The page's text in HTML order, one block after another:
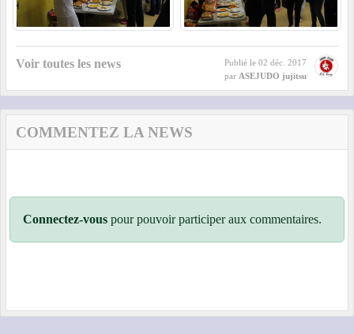
Voir toutes les news Publié le 02 déc. 2017
par ASEJUDO jujitsu
COMMENTEZ LA NEWS
Connectez-vous pour pouvoir participer aux commentaires.